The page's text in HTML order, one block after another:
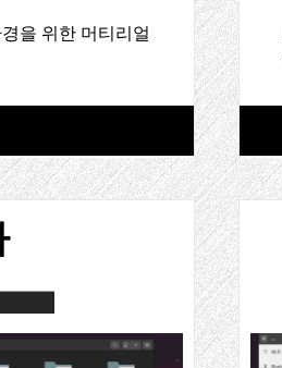
을 위한 머티리얼